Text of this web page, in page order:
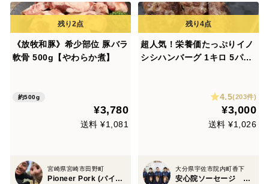
《放牧和豚》希少部位 豚バラ
軟骨 500g【やわらか煮】
約500g
¥3,780
送料 ¥1,081
宮崎県宮崎市田野町
Pioneer Pork (パイオニアポーク) 代表：有方 草太郎
超人気！栄養価たっぷりイノ
シシハンバーグ 1キロ 5パッ
4.5(203件)
¥3,000
送料 ¥1,026
大分県宇佐市院内町香下
安心院ソーセージ 宇佐ジビエファクトリー